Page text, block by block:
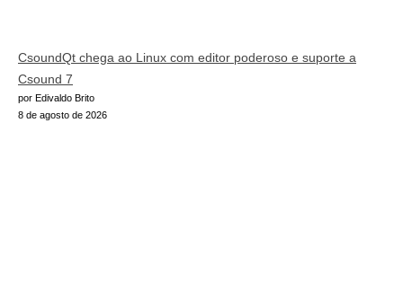
CsoundQt chega ao Linux com editor poderoso e suporte a
Csound 7
por Edivaldo Brito
8 de agosto de 2026